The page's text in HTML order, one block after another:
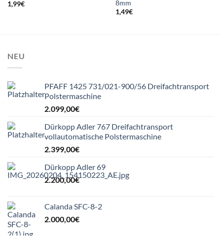
1,99€
8mm
1,49€
NEU
PFAFF 1425 731/021-900/56 Dreifachtransport
Polstermaschine
2.099,00€
Dürkopp Adler 767 Dreifachtransport
vollautomatische Polstermaschine
2.399,00€
Dürkopp Adler 69
2.200,00€
Calanda SFC-8-2
2.000,00€